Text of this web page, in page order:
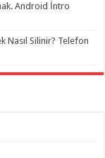
Android İntro
Nasıl Silinir? Telefon